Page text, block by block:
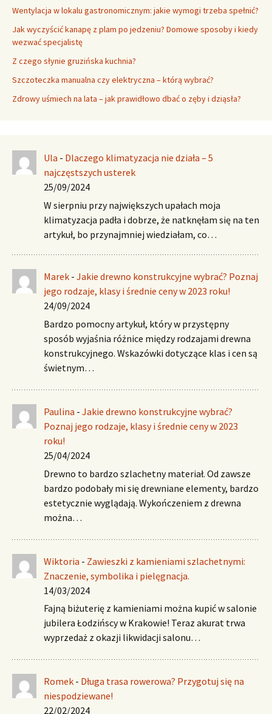
Wentylacja w lokalu gastronomicznym: jakie wymogi trzeba spełnić?
Jak wyczyścić kanapę z plam po jedzeniu? Domowe sposoby i kiedy
wezwać specjalistę
Z czego słynie gruzińska kuchnia?
Szczoteczka manualna czy elektryczna – którą wybrać?
Zdrowy uśmiech na lata – jak prawidłowo dbać o zęby i dziąsła?
Ula - Dlaczego klimatyzacja nie działa – 5
najczęstszych usterek
25/09/2024
W sierpniu przy największych upałach moja
klimatyzacja padła i dobrze, że natknęłam się na ten
artykuł, bo przynajmniej wiedziałam, co…
Marek - Jakie drewno konstrukcyjne wybrać? Poznaj
jego rodzaje, klasy i średnie ceny w 2023 roku!
24/09/2024
Bardzo pomocny artykuł, który w przystępny
sposób wyjaśnia różnice między rodzajami drewna
konstrukcyjnego. Wskazówki dotyczące klas i cen są
świetnym…
Paulina - Jakie drewno konstrukcyjne wybrać?
Poznaj jego rodzaje, klasy i średnie ceny w 2023
roku!
25/04/2024
Drewno to bardzo szlachetny materiał. Od zawsze
bardzo podobały mi się drewniane elementy, bardzo
estetycznie wyglądają. Wykończeniem z drewna
można…
Wiktoria - Zawieszki z kamieniami szlachetnymi:
Znaczenie, symbolika i pielęgnacja.
14/03/2024
Fajną biżuterię z kamieniami można kupić w salonie
jubilera Łodzińscy w Krakowie! Teraz akurat trwa
wyprzedaż z okazji likwidacji salonu…
Romek - Długa trasa rowerowa? Przygotuj się na
niespodziewane!
22/02/2024